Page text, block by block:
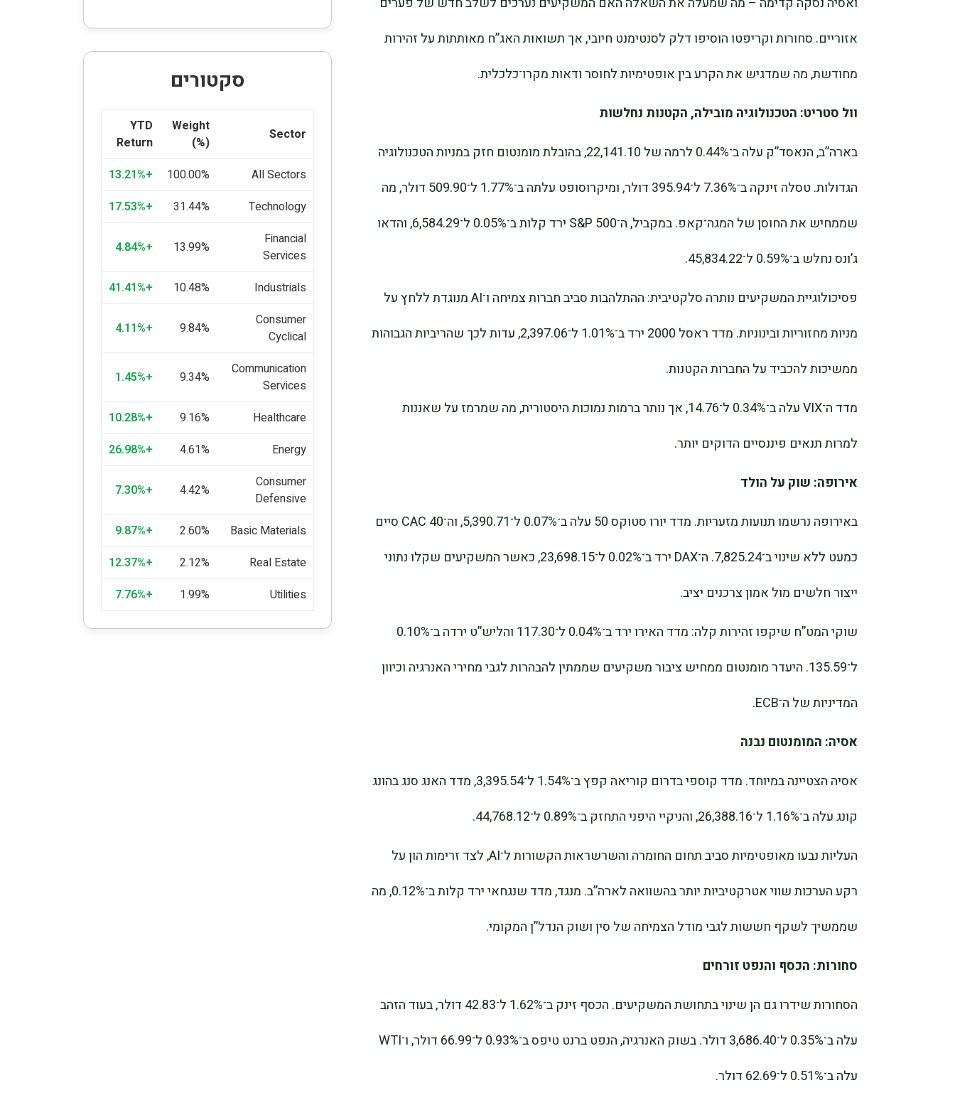
אזוריים. סחורות וקריפטו הוסיפו דלק לסנטימנט חיובי, אך תשואות האג”ח מאותתות על זהירות
מחודשת, מה שמדגיש את הקרע בין אופטימיות לחוסר ודאות מקרו־כלכלית.
וול סטריט: הטכנולוגיה מובילה, הקטנות נחלשות
בארה”ב, הנאסד”ק עלה ב־0.44% לרמה של 22,141.10, בהובלת מומנטום חזק במניות הטכנולוגיה
הגדולות. טסלה זינקה ב־7.36% ל־395.94 דולר, ומיקרוסופט עלתה ב־1.77% ל־509.90 דולר, מה
שממחיש את החוסן של המגה־קאפ. במקביל, ה־S&P 500 ירד קלות ב־0.05% ל־6,584.29, והדאו
ג’ונס נחלש ב־0.59% ל־45,834.22.
פסיכולוגיית המשקיעים נותרה סלקטיבית: ההתלהבות סביב חברות צמיחה ו־AI מנוגדת ללחץ על
מניות מחזוריות ובינוניות. מדד ראסל 2000 ירד ב־1.01% ל־2,397.06, עדות לכך שהריביות הגבוהות
ממשיכות להכביד על החברות הקטנות.
מדד ה־VIX עלה ב־0.34% ל־14.76, אך נותר ברמות נמוכות היסטורית, מה שמרמז על שאננות
למרות תנאים פיננסיים הדוקים יותר.
אירופה: שוק על הולד
באירופה נרשמו תנועות מזעריות. מדד יורו סטוקס 50 עלה ב־0.07% ל־5,390.71, וה־CAC 40 סיים
כמעט ללא שינוי ב־7,825.24. ה־DAX ירד ב־0.02% ל־23,698.15, כאשר המשקיעים שקלו נתוני
ייצור חלשים מול אמון צרכנים יציב.
שוקי המט”ח שיקפו זהירות קלה: מדד האירו ירד ב־0.04% ל־117.30 והליש”ט ירדה ב־0.10%
ל־135.59. היעדר מומנטום ממחיש ציבור משקיעים שממתין להבהרות לגבי מחירי האנרגיה וכיוון
המדיניות של ה־ECB.
אסיה: המומנטום נבנה
אסיה הצטיינה במיוחד. מדד קוספי בדרום קוריאה קפץ ב־1.54% ל־3,395.54, מדד האנג סנג בהונג
קונג עלה ב־1.16% ל־26,388.16, והניקיי היפני התחזק ב־0.89% ל־44,768.12.
העליות נבעו מאופטימיות סביב תחום החומרה והשרשראות הקשורות ל־AI, לצד זרימות הון על
רקע הערכות שווי אטרקטיביות יותר בהשוואה לארה”ב. מנגד, מדד שנגחאי ירד קלות ב־0.12%, מה
שממשיך לשקף חששות לגבי מודל הצמיחה של סין ושוק הנדל”ן המקומי.
סחורות: הכסף והנפט זורחים
הסחורות שידרו גם הן שינוי בתחושת המשקיעים. הכסף זינק ב־1.62% ל־42.83 דולר, בעוד הזהב
עלה ב־0.35% ל־3,686.40 דולר. בשוק האנרגיה, הנפט ברנט טיפס ב־0.93% ל־66.99 דולר, ו־WTI
עלה ב־0.51% ל־62.69 דולר.
סקטורים
Sector
Weight
(%)
YTD
Return
All Sectors
100.00%
+13.21%
Technology
31.44%
+17.53%
Financial
Services
13.99%
+4.84%
Industrials
10.48%
+41.41%
Consumer
Cyclical
9.84%
+4.11%
Communication
Services
9.34%
+1.45%
Healthcare
9.16%
+10.28%
Energy
4.61%
+26.98%
Consumer
Defensive
4.42%
+7.30%
Basic Materials
2.60%
+9.87%
Real Estate
2.12%
+12.37%
Utilities
1.99%
+7.76%